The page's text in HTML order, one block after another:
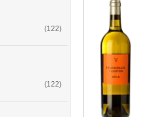
(122)
(122)